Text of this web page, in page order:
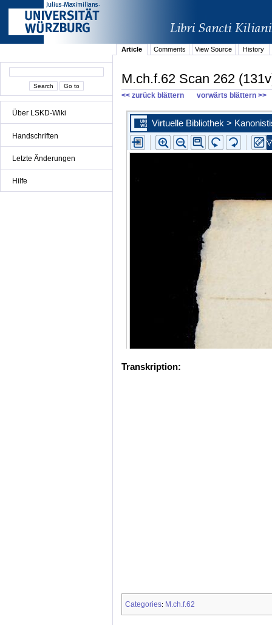
Über LSKD-Wiki
Handschriften
Letzte Änderungen
Hilfe
Article Comments View Source History
M.ch.f.62 Scan 262
<< zurück blättern vorwärts blättern >>
Transkription:
Categories: M.ch.f.62